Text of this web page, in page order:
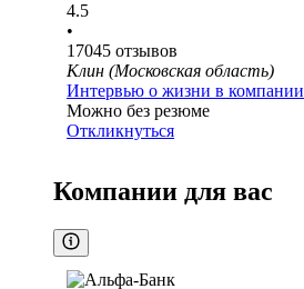
4.5
•
17045 отзывов
Клин (Московская область)
Интервью о жизни в компании
Можно без резюме
Откликнуться
Компании для вас